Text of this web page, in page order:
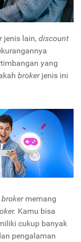
jenis lain, discount
yang
broker jenis ini
memang
Kamu bisa
cukup banyak
pengalaman